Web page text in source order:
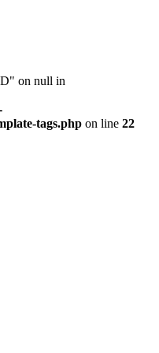
on null in
tags.php on line 22